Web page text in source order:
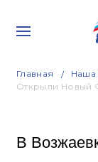
Главная Наша
Открыли Новый
В